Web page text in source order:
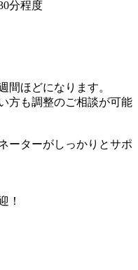
程度
間ほどになります。
方も調整のご相談が可能
ーターがしっかりとサポ
！